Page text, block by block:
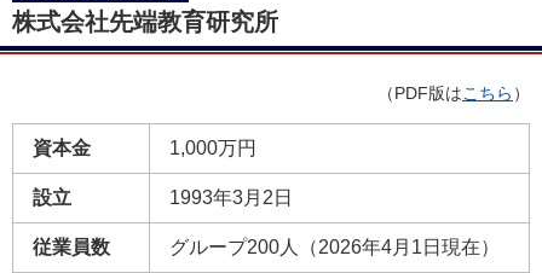
株式会社先端教育研究所
（PDF版はこちら ）
資本金 1,000万円
設立 1993年3月2日
従業員数 グループ200人（2026年4月1日現在）